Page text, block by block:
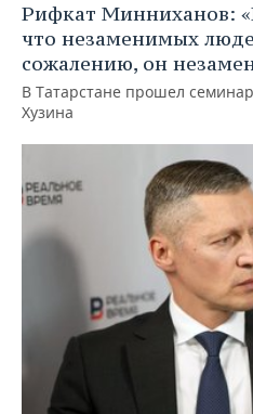
Рифкат Минниханов:
что незаменимых
сожалению, он
В Татарстане прошел
Хузина